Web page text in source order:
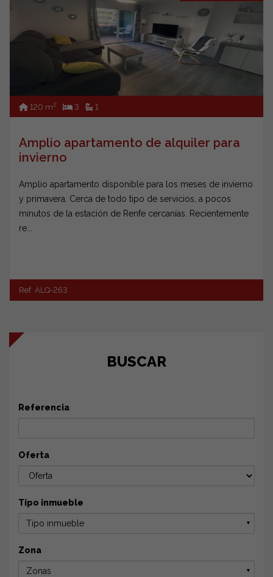
120 m2 3 1
Amplio apartamento de alquiler para
invierno
Amplio apartamento disponible para los meses de invierno
y primavera. Cerca de todo tipo de servicios, a pocos
minutos de la estación de Renfe cercanías. Recientemente
re...
Ref. ALQ-263
BUSCAR
Referencia
Oferta
Tipo inmueble
Tipo inmueble ▼
Zona
Zonas ▼